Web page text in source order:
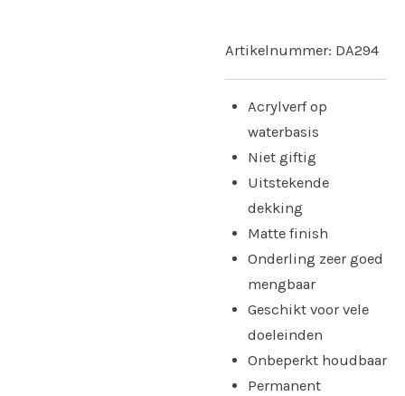
Artikelnummer: DA294
Acrylverf op
waterbasis
Niet giftig
Uitstekende
dekking
Matte finish
Onderling zeer goed
mengbaar
Geschikt voor vele
doeleinden
Onbeperkt houdbaar
Permanent